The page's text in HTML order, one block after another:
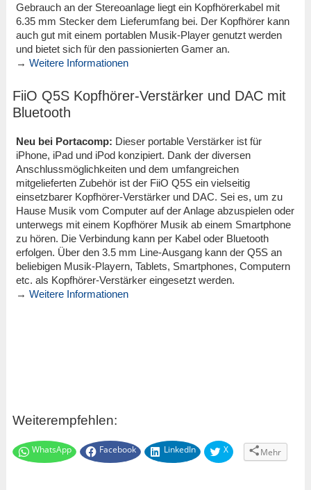
Gebrauch an der Stereoanlage liegt ein Kopfhörerkabel mit
6.35 mm Stecker dem Lieferumfang bei. Der Kopfhörer kann
auch gut mit einem portablen Musik-Player genutzt werden
und bietet sich für den passionierten Gamer an.
→ Weitere Informationen
FiiO Q5S Kopfhörer-Verstärker und DAC mit
Bluetooth
Neu bei Portacomp: Dieser portable Verstärker ist für
iPhone, iPad und iPod konzipiert. Dank der diversen
Anschlussmöglichkeiten und dem umfangreichen
mitgelieferten Zubehör ist der FiiO Q5S ein vielseitig
einsetzbarer Kopfhörer-Verstärker und DAC. Sei es, um zu
Hause Musik vom Computer auf der Anlage abzuspielen oder
unterwegs mit einem Kopfhörer Musik ab einem Smartphone
zu hören. Die Verbindung kann per Kabel oder Bluetooth
erfolgen. Über den 3.5 mm Line-Ausgang kann der Q5S an
beliebigen Musik-Playern, Tablets, Smartphones, Computern
etc. als Kopfhörer-Verstärker eingesetzt werden.
→ Weitere Informationen
Weiterempfehlen:
WhatsApp Facebook LinkedIn X Mehr